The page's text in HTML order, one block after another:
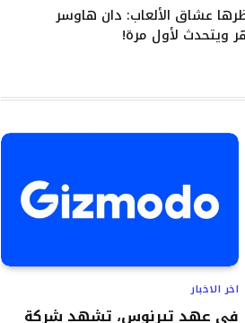
عشاق الألعاب: دان هاوسر
اخر الاخبار
في عهد تيرنوس، تشهد شركة